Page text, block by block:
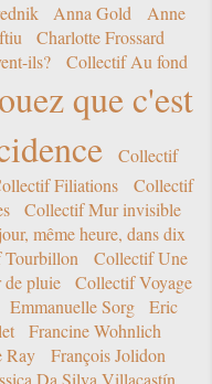
Anna Gold
Anne
Charlotte Frossard
ils?
Collectif Au fond
que c'est
Collectif
Filiations
Collectif
Collectif Mur invisible
même heure, dans dix
Collectif Une
pluie
Collectif Voyage
Emmanuelle Sorg
Eric
Francine Wohnlich
Ray
François Jolidon
Da Silva Villacastín